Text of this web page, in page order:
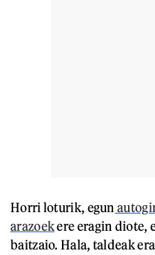
Horri loturik, egun
arazoekere eragin diote,
baitzaio. Hala, taldeak